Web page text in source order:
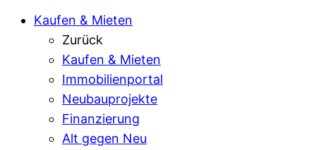
Kaufen & Mieten
Zurück
Kaufen & Mieten
Immobilienportal
Neubauprojekte
Finanzierung
Alt gegen Neu